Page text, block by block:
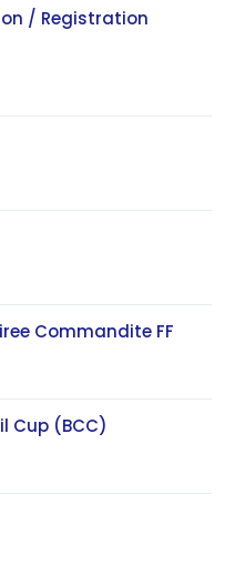
/ Registration
Commandite FF
Cup (BCC)